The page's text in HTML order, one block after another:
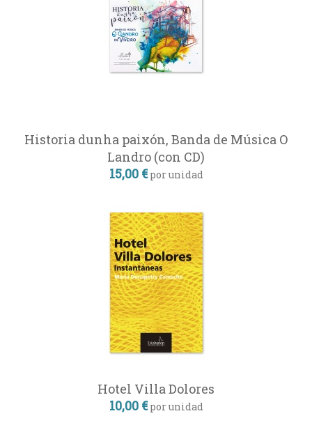
Historia dunha paixón, Banda de Música O
Landro (con CD)
15,00 € por unidad
Hotel Villa Dolores
10,00 € por unidad